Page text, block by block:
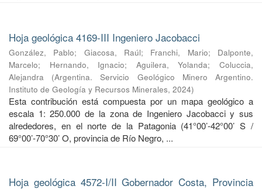
Hoja geológica 4169-III Ingeniero Jacobacci
González, Pablo; Giacosa, Raúl; Franchi, Mario; Dalponte,
Marcelo; Hernando, Ignacio; Aguilera, Yolanda;Coluccia,
Alejandra
(Argentina. Servicio Geológico Minero Argentino.
Instituto de Geología y Recursos Minerales, 2024)
Esta contribución está compuesta por un mapa geológico a
escala 1: 250.000 de la zona de Ingeniero Jacobacci y sus
alrededores, en el norte de la Patagonia (41°00’-42°00’ S /
69°00’-70°30’ O, provincia de Río Negro, ...
Hoja geológica 4572-I/II Gobernador Costa, Provincia